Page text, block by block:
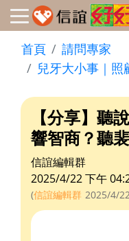
首頁
請問專家
兒牙大小事｜照
【分享】聽
響智商？聽
信誼編輯群
2025/4/22 下午
(信誼編輯群 2025/4/